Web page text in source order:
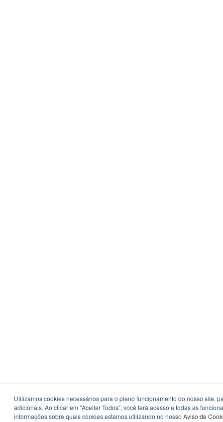
Utilizamos cookies necessários para o pleno funcionamento do nosso site,
adicionais. Ao clicar em "Aceitar Todos", você terá acesso a todas as
informações sobre quais cookies estamos utilizando no nosso Aviso de